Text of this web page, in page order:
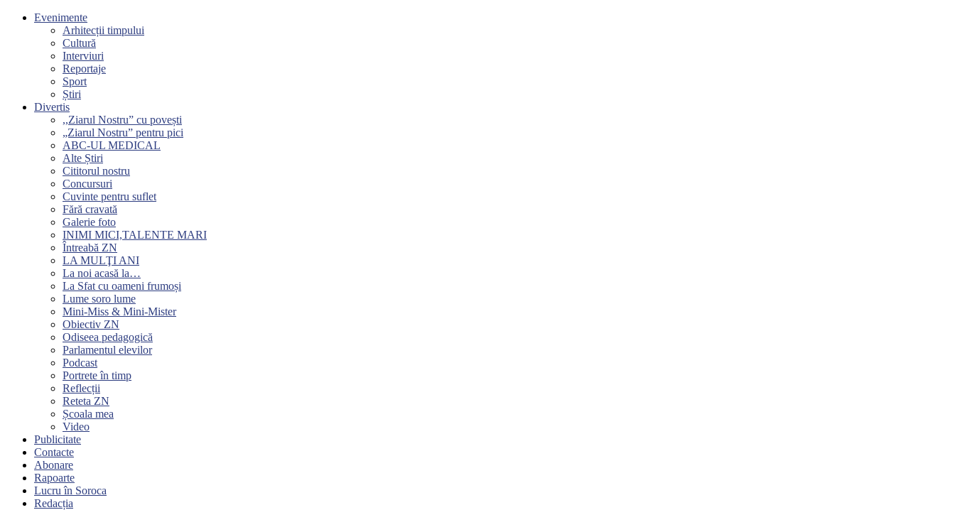
Evenimente
Arhitecții timpului
Cultură
Interviuri
Reportaje
Sport
Știri
Divertis
,,Ziarul Nostru” cu povești
„Ziarul Nostru” pentru pici
ABC-UL MEDICAL
Alte Știri
Cititorul nostru
Concursuri
Cuvinte pentru suflet
Fără cravată
Galerie foto
INIMI MICI,TALENTE MARI
Întreabă ZN
LA MULŢI ANI
La noi acasă la…
La Sfat cu oameni frumoși
Lume soro lume
Mini-Miss & Mini-Mister
Obiectiv ZN
Odiseea pedagogică
Parlamentul elevilor
Podcast
Portrete în timp
Reflecții
Reteta ZN
Școala mea
Video
Publicitate
Contacte
Abonare
Rapoarte
Lucru în Soroca
Redacția